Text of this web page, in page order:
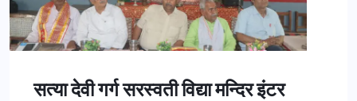
सत्या देवी गर्ग सरस्वती विद्या मन्दिर इंटर